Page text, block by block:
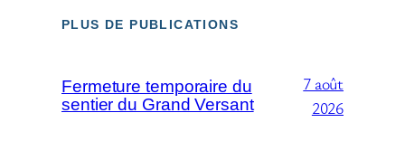
PLUS DE PUBLICATIONS
Fermeture temporaire du
sentier du Grand Versant
7 août
2026